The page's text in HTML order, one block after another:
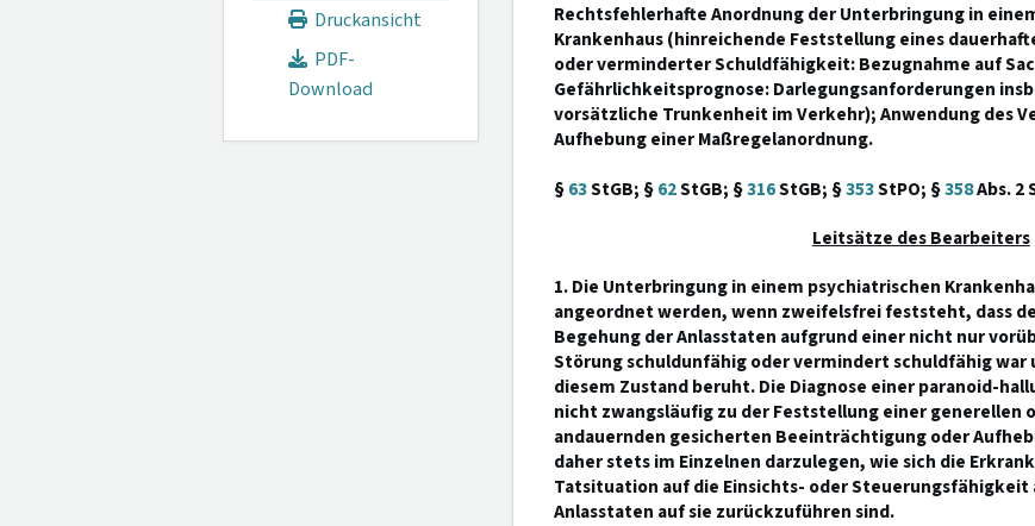
Druckansicht
PDF-
Download
Rechtsfehlerhafte Anordnung der Unterbringung in
Krankenhaus (hinreichende Feststellung eines
oder verminderter Schuldfähigkeit: Bezugnahme auf
Gefährlichkeitsprognose: Darlegungsanforderungen
vorsätzliche Trunkenheit im Verkehr); Anwendung des
Aufhebung einer Maßregelanordnung.
§63StGB; §62StGB; §316StGB; §353StPO; §358Abs. 2
Leitsätze des Bearbeiters
1. Die Unterbringung in einem psychiatrischen
angeordnet werden, wenn zweifelsfrei feststeht, dass
Begehung der Anlasstaten aufgrund einer nicht nur
Störung schuldunfähig oder vermindert schuldfähig war
diesem Zustand beruht. Die Diagnose einer paranoid-
nicht zwangsläufig zu der Feststellung einer generellen
andauernden gesicherten Beeinträchtigung oder
daher stets im Einzelnen darzulegen, wie sich die
Tatsituation auf die Einsichts- oder
Anlasstaten auf sie zurückzuführen sind.